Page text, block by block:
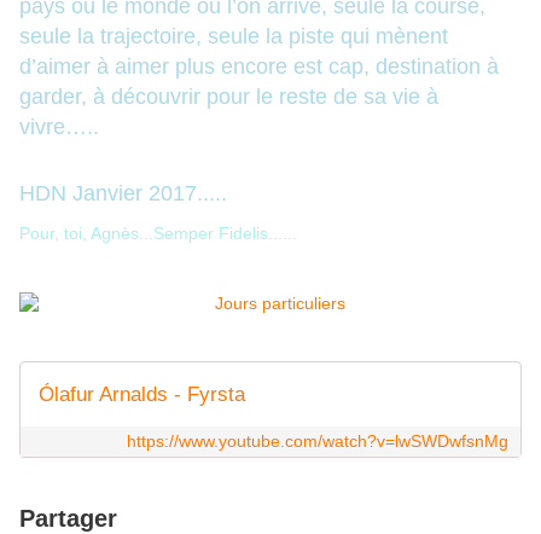
pays ou le monde où l’on arrive, seule la course,
seule la trajectoire, seule la piste qui mènent
d’aimer à aimer plus encore est cap, destination à
garder, à découvrir pour le reste de sa vie à
vivre…..
HDN Janvier 2017.....
Pour, toi, Agnès...Semper Fidelis......
Ólafur Arnalds - Fyrsta
https://www.youtube.com/watch?v=lwSWDwfsnMg
Partager